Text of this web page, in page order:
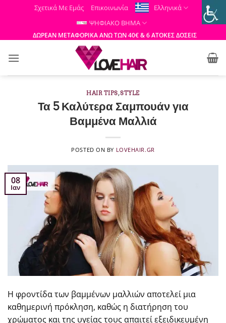
Μετάβαση
περιεχόμενο
Σχετικά Με Εμάς Επικοινωνία
Ελληνικά
ΨΗΦΙΑΚΟ ΒΗΜΑ
ΔΩΡΕΑΝ ΜΕΤΑΦΟΡΙΚΑ ΑΝΩ ΤΩΝ 40€ & 6 ΑΤΟΚΕΣ ΔΟΣΕΙΣ
HAIR TIPS,STYLE
Τα 5 Καλύτερα Σαμπουάν για
Βαμμένα Μαλλιά
POSTED ON BY LOVEHAIR.GR
08
Ιαν
Η φροντίδα των βαμμένων μαλλιών αποτελεί μια
καθημερινή πρόκληση, καθώς η διατήρηση του
χρώματος και της υγείας τους απαιτεί εξειδικευμένη